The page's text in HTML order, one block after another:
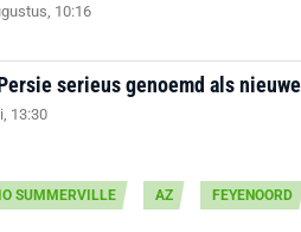
10:16
serieus genoemd als
13:30
SUMMERVILLE AZ FEYENOORD